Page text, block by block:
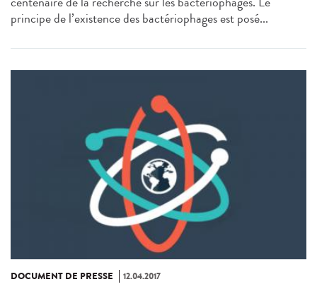
principe de l’existence des bactériophages est posé...
DOCUMENT DE PRESSE 12.04.2017